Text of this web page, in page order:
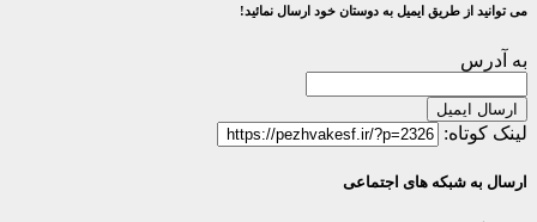
می توانید از طریق ایمیل به دوستان خود ارسال نمائید!
به آدرس
ارسال ایمیل
لینک کوتاه:
ارسال به شبکه های اجتماعی